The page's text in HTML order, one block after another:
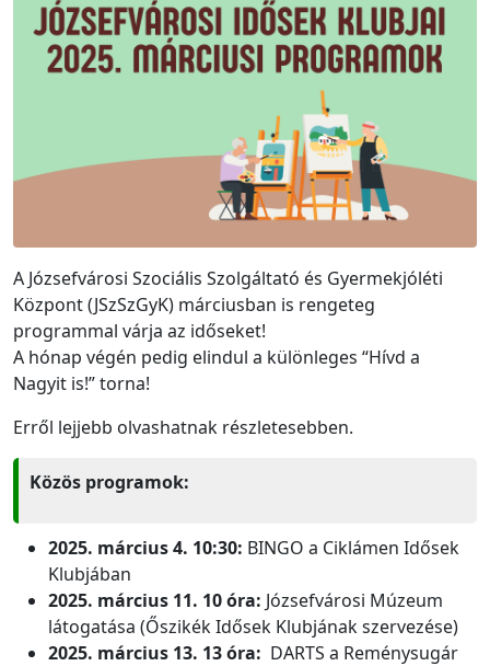
A Józsefvárosi Szociális Szolgáltató és Gyermekjóléti
Központ (JSzSzGyK) márciusban is rengeteg
programmal várja az időseket!
A hónap végén pedig elindul a különleges “Hívd a
Nagyit is!” torna!
Erről lejjebb olvashatnak részletesebben.
Közös programok:
2025. március 4. 10:30: BINGO a Ciklámen Idősek
Klubjában
2025. március 11. 10 óra: Józsefvárosi Múzeum
látogatása (Őszikék Idősek Klubjának szervezése)
2025. március 13. 13 óra: DARTS a Reménysugár